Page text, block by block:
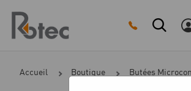
content
Accueil Boutique Butées